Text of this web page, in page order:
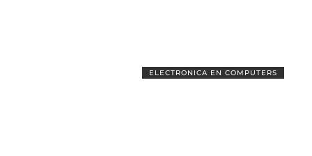
ELECTRONICA EN COMPUTERS